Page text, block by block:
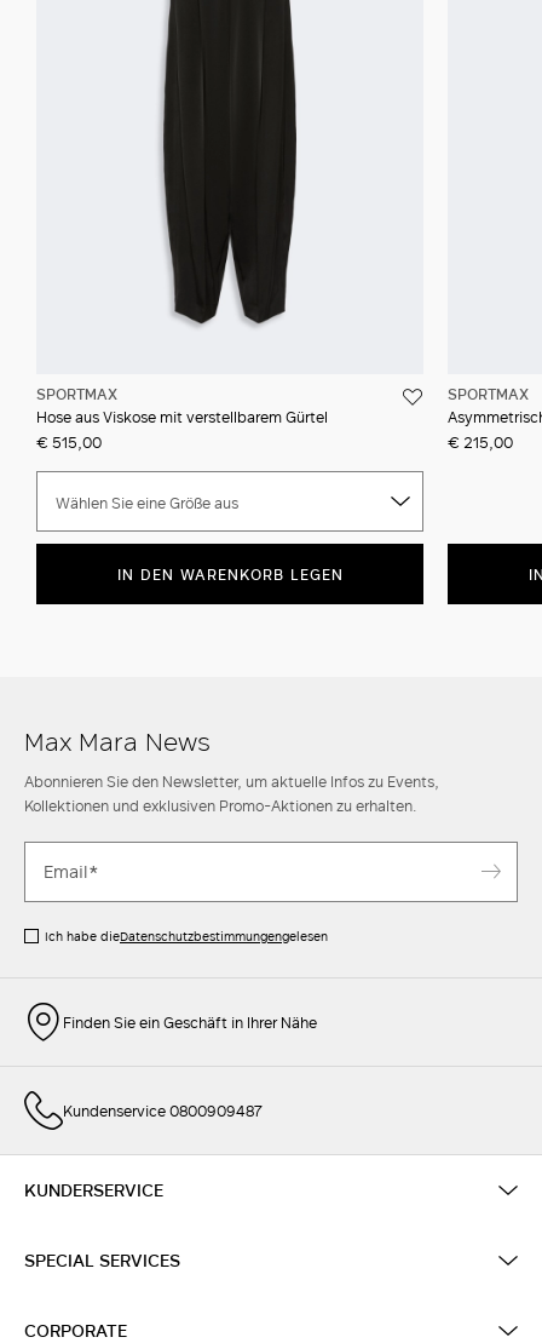
SPORTMAX
Hose aus Viskose mit verstellbarem Gürtel
€ 515,00
Wählen Sie eine Größe aus
IN DEN WARENKORB LEGEN
SPORTMAX
€ 215,00
Max Mara News
Abonnieren Sie den Newsletter, um aktuelle Infos zu Events,
Kollektionen und exklusiven Promo-Aktionen zu erhalten.
Ich habe dieDatenschutzbestimmungengelesen
Finden Sie ein Geschäft in Ihrer Nähe
Kundenservice 0800909487
KUNDERSERVICE
SPECIAL SERVICES
CORPORATE